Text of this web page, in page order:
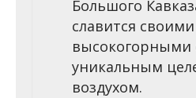
Большого
славится
высокогорными
уникальным
воздухом.